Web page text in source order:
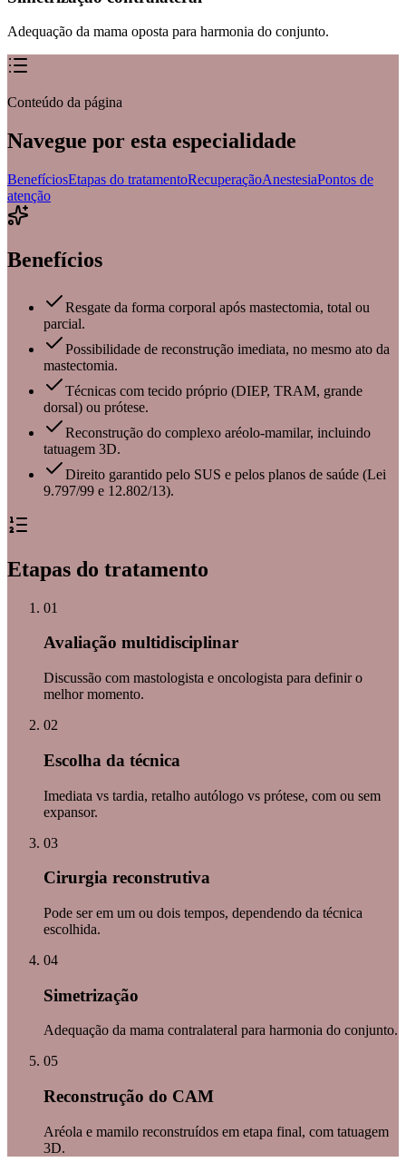
Adequação da mama oposta para harmonia do conjunto.
Conteúdo da página
Navegue por esta especialidade
BenefíciosEtapas do tratamentoRecuperaçãoAnestesiaPontos de
atenção
Benefícios
Resgate da forma corporal após mastectomia, total ou
parcial.
Possibilidade de reconstrução imediata, no mesmo ato da
mastectomia.
Técnicas com tecido próprio (DIEP, TRAM, grande
dorsal) ou prótese.
Reconstrução do complexo aréolo-mamilar, incluindo
tatuagem 3D.
Direito garantido pelo SUS e pelos planos de saúde (Lei
9.797/99 e 12.802/13).
Etapas do tratamento
01
Avaliação multidisciplinar
Discussão com mastologista e oncologista para definir o
melhor momento.
02
Escolha da técnica
Imediata vs tardia, retalho autólogo vs prótese, com ou sem
expansor.
03
Cirurgia reconstrutiva
Pode ser em um ou dois tempos, dependendo da técnica
escolhida.
04
Simetrização
Adequação da mama contralateral para harmonia do conjunto.
05
Reconstrução do CAM
Aréola e mamilo reconstruídos em etapa final, com tatuagem
3D.